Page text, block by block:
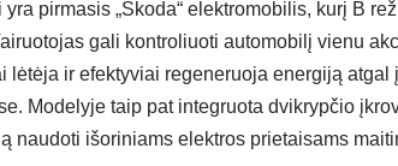
pirmasis „Škoda“ elektromobilis, kurį B
gali kontroliuoti automobilį vienu
lėtėja ir efektyviai regeneruoja energiją atgal
Modelyje taip pat integruota dvikrypčio
naudoti išoriniams elektros prietaisams